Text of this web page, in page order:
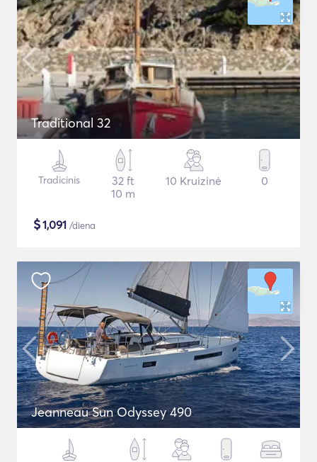
Traditional 32
Tradicinis
32 ft
10 m
10 Kruizinė 0
$1,091 /diena
Jeanneau Sun Odyssey 490